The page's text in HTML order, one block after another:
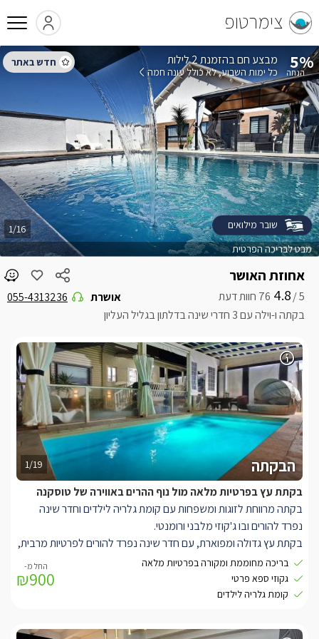
צימרטופ
אחוזת האושר
5 /
4.8
בקתה ו-וילה עם 3 חדרי שינה בדלתון בגליל העליון
אושרת 055-4313236
מבט לבריכה הפרטית
1/16
5% בהזמנת 2 לילות
כל ימות השבוע לא כולל עונה חמה
שובר מילואים
1/19 הבקתה
בקתת עץ בפרטיות מלאה מול נוף ההרים באווירה של טוסקנה
בקתה מרווחת לזוגות ומשפחות עם קומת גלריה לילדים וחדר שינה
נפרד להורים ובו ג'קוזי מלבני ורומנטי.
בקתת עץ גדולה ומפוארת, עם חדר שינה נפרד להורים לפרטיות מרבית,
בחדר השינה מיטה זוגית לבנה ונוחה בגודל קווין סייז, עם מצעים
מלטפים ורכים, מצדדיה מנורות לילה לתאורה נעימה ורומנטית, מול
המיטה ניצב ג'קוזי מפנק ומלבני, לידו קומודת עץ מעוצבת ומעליה
חלל הסלון המרכזי של הסוויטה מעוצב בגווני אפור וצהוב וכולל ספה
בריכה מחוממת ומקורה בפרטיות מלאה
גקוזי ספא פרטי
קומת גלריה לילדים
₪900